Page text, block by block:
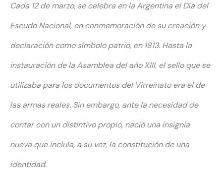
Cada 12 de marzo, se celebra en la Argentina el Día del
Escudo Nacional, en conmemoración de su creación y
declaración como símbolo patrio, en 1813. Hasta la
instauración de la Asamblea del año XIII, el sello que se
utilizaba para los documentos del Virreinato era el de
las armas reales. Sin embargo, ante la necesidad de
contar con un distintivo propio, nació una insignia
nueva que incluía, a su vez, la constitución de una
identidad.